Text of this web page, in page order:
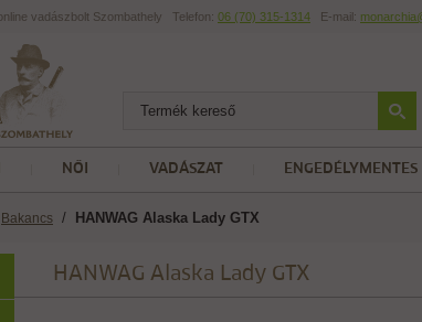
vadászbolt Szombathely Telefon: 06 (70) 315-1314 E-mail:
NŐI VADÁSZAT ENGEDÉLYMENTES
Bakancs / HANWAG Alaska Lady GTX
HANWAG Alaska Lady GTX